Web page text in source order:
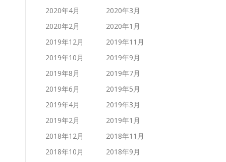
2020年4月
2020年3月
2020年2月
2020年1月
2019年12月
2019年11月
2019年10月
2019年9月
2019年8月
2019年7月
2019年6月
2019年5月
2019年4月
2019年3月
2019年2月
2019年1月
2018年12月
2018年11月
2018年10月
2018年9月